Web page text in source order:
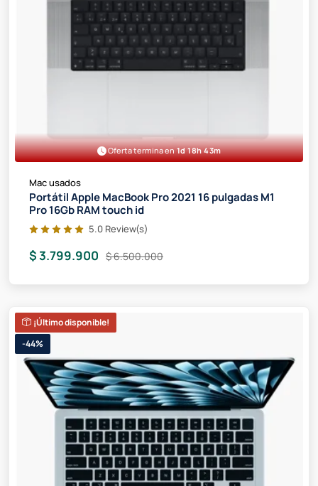
Oferta termina en 1d 18h 43m
Mac usados
Portátil Apple MacBook Pro 2021 16 pulgadas M1
Pro 16Gb RAM touch id
5.0 Review(s)
$ 3.799.900 $ 6.500.000
¡Último disponible!
-44%